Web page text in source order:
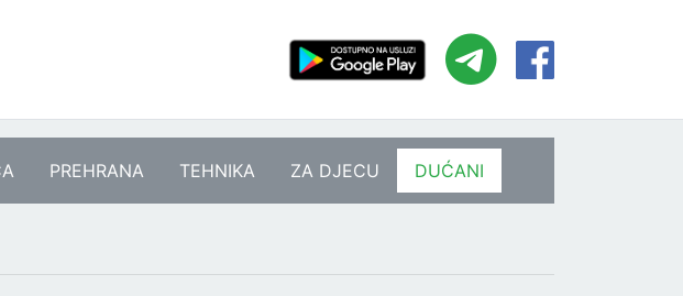
PREHRANA TEHNIKA ZA DJECU DUĆANI